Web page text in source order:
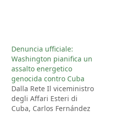
Denuncia ufficiale:
Washington pianifica un
assalto energetico
genocida contro Cuba
Dalla Rete Il viceministro
degli Affari Esteri di
Cuba, Carlos Fernández